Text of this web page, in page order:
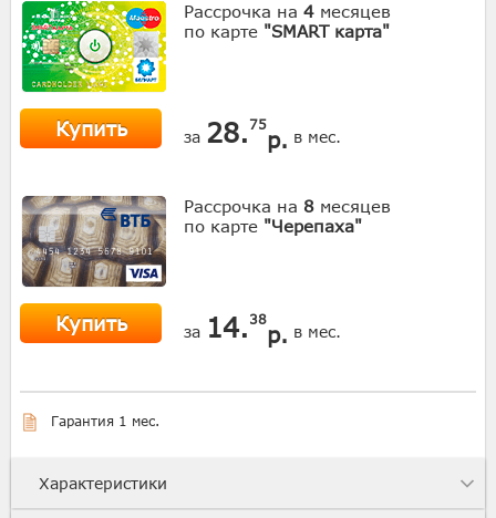
Рассрочка на 4 месяцев
по карте "SMART карта"
Купить за 28. 75
р. в мес.
Рассрочка на 8 месяцев
по карте "Черепаха"
Купить за 14. 38
р. в мес.
Гарантия 1 мес.
Характеристики